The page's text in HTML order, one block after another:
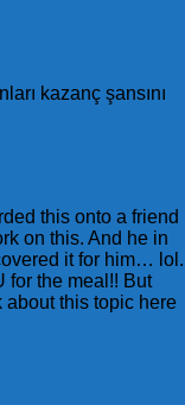
kazanç şansını
this onto a friend
on this. And he in
it for him… lol.
for the meal!! But
about this topic here